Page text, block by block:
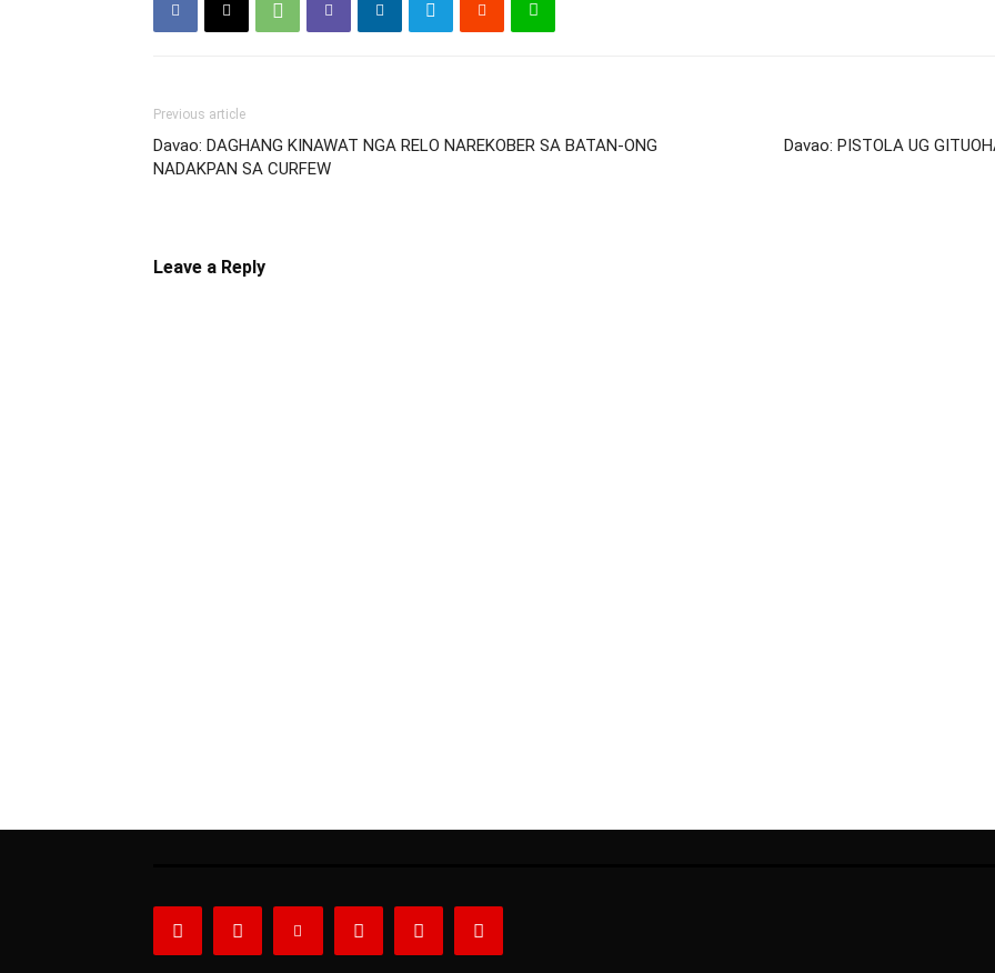
Previous article
Davao: DAGHANG KINAWAT NGA RELO NAREKOBER SA BATAN-ONG
NADAKPAN SA CURFEW
Davao: PISTOLA UG
Leave a Reply